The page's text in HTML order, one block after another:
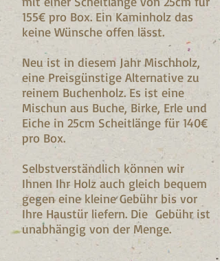
155€ pro Box. Ein Kaminholz das
keine Wünsche offen lässt.
Neu ist in diesem Jahr Mischholz,
eine Preisgünstige Alternative zu
reinem Buchenholz. Es ist eine
Mischun aus Buche, Birke, Erle und
Eiche in 25cm Scheitlänge für 140€
pro Box.
Selbstverständlich können wir
Ihnen Ihr Holz auch gleich bequem
gegen eine kleine Gebühr bis vor
Ihre Haustür liefern. Die Gebühr ist
unabhängig von der Menge.